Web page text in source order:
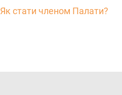
Як стати членом Палати?